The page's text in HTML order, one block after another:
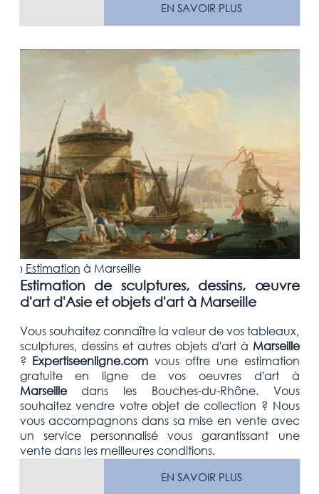
EN SAVOIR PLUS
› Estimation à Marseille
Estimation de sculptures, dessins, œuvre
d'art d'Asie et objets d'art à Marseille
Vous souhaitez connaître la valeur de vos tableaux,
sculptures, dessins et autres objets d'art à Marseille
? Expertiseenligne.com vous offre une estimation
gratuiteen ligne de vos oeuvres d'art à
Marseilledans les Bouches-du-Rhône. Vous
souhaitez vendre votreobjet de collection ? Nous
vous accompagnons dans sa mise en vente avec
un service personnalisé vous garantissant une
vente dans les meilleures conditions.
EN SAVOIR PLUS